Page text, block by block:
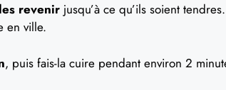
revenir jusqu’à ce qu’ils soient
en ville.
, puis fais-la cuire pendant environ 2